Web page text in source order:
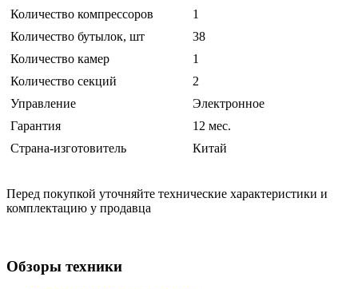
Количество компрессоров
1
Количество бутылок, шт
38
Количество камер
1
Количество секций
2
Управление
Электронное
Гарантия
12 мес.
Страна-изготовитель
Китай
Перед покупкой уточняйте технические характеристики и
комплектацию у продавца
Обзоры техники